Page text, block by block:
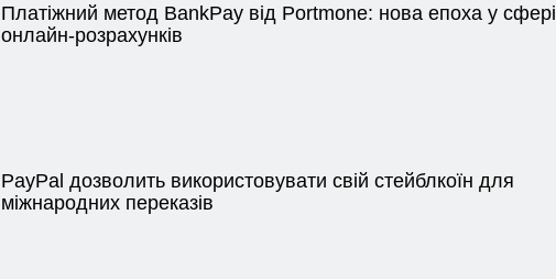
Платіжний метод BankPay від Portmone: нова епоха у сфері
онлайн-розрахунків
PayPal дозволить використовувати свій стейблкоїн для
міжнародних переказів